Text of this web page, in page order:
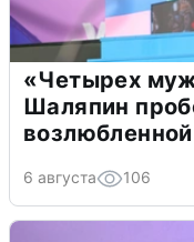
«Четырех
Шаляпин
возлюбленной
6 августа 106